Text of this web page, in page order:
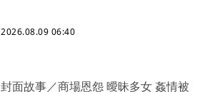
2026.08.09 06:40
封面故事／商場恩怨 曖昧多女 姦情被